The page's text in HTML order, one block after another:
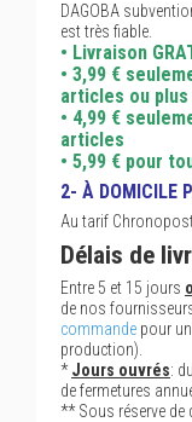
DAGOBA
est très fiable.
• Livraison
• 3,99 €
articles ou plus
• 4,99 €
articles
• 5,99 € pour
2- À DOMICILE
Au tarif
Délais de
Entre 5 et 15 jours
de nos
commande pour
production).
*Jours ouvrés:
de fermetures
** Sous réserve de